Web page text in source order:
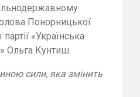
Понорницької
партії «Українська
Ольга Кунтиш.
сили, яка змінить